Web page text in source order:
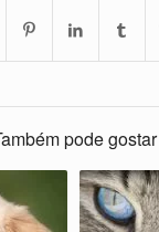
pode gostar